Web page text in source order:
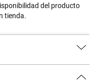
del producto
tienda.